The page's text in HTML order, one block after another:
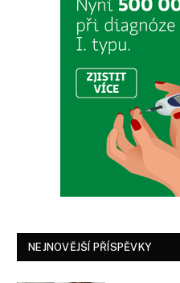
NEJNOVĚJŠÍ PŘÍSPĚVKY